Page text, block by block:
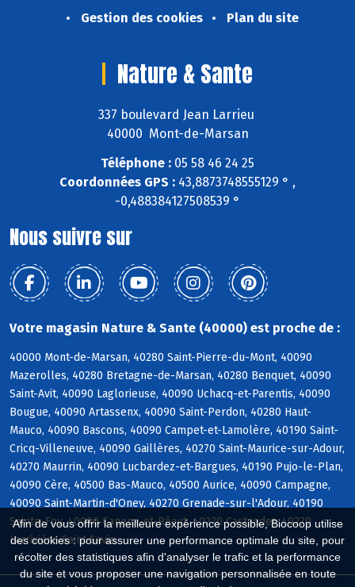
Afin de vous offrir la meilleure expérience possible, Biocoop utilise
des cookies : pour assurer une performance optimale du site, pour
récolter des statistiques afin d'analyser le trafic et la performance
du site et vous proposer une navigation personnalisée en toute
Gestion des cookies
Plan du site
Nature & Sante
337 boulevard Jean Larrieu
40000 Mont-de-Marsan
Téléphone : 05 58 46 24 25
Coordonnées GPS : 43,8873748555129 ° ,
-0,488384127508539 °
Nous suivre sur
Votre magasin Nature & Sante (40000) est proche de :
40000 Mont-de-Marsan, 40280 Saint-Pierre-du-Mont, 40090
Mazerolles, 40280 Bretagne-de-Marsan, 40280 Benquet, 40090
Saint-Avit, 40090 Laglorieuse, 40090 Uchacq-et-Parentis, 40090
Bougue, 40090 Artassenx, 40090 Saint-Perdon, 40280 Haut-
Mauco, 40090 Bascons, 40090 Campet-et-Lamolère, 40190 Saint-
Cricq-Villeneuve, 40090 Gaillères, 40270 Saint-Maurice-sur-Adour,
40270 Maurrin, 40090 Lucbardez-et-Bargues, 40190 Pujo-le-Plan,
40090 Cère, 40500 Bas-Mauco, 40500 Aurice, 40090 Campagne,
40090 Saint-Martin-d'Oney, 40270 Grenade-sur-l'Adour, 40190
Sainte-Foy, 40090 Canenx-et-Réaut, 40270 Castandet, 40270
Larrivière-Saint-Savin